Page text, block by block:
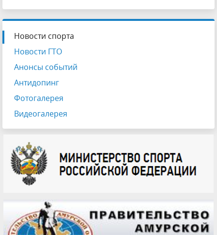
Новости спорта
Новости ГТО
Анонсы событий
Антидопинг
Фотогалерея
Видеогалерея